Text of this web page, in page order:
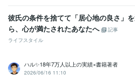
彼氏の条件を捨てて「居心地の良さ」
ら、心が満たされたあなたへ
記事
ライフスタイル
ハル✨18年7万人以上の実績×書籍著者
2026/06/16 11:10